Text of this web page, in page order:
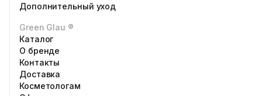
Дополнительный уход
Green Glau ®
Каталог
О бренде
Контакты
Доставка
Косметологам